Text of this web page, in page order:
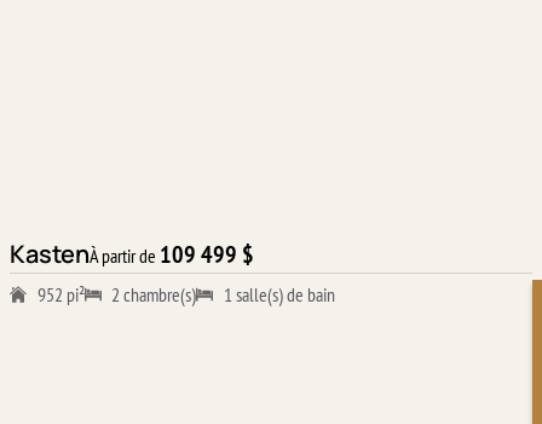
KastenÀ partir de 109 499 $
952 pi² 2 chambre(s) 1 salle(s) de bain